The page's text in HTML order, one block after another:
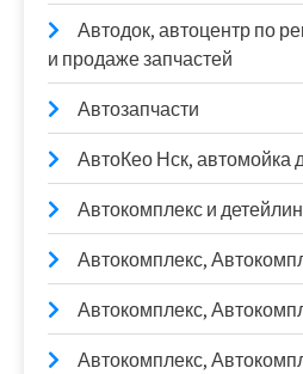
Автодок, автоцентр по
и продаже запчастей
Автозапчасти
АвтоКео Нск, автомойка
Автокомплекс и
Автокомплекс,
Автокомплекс,
Автокомплекс,